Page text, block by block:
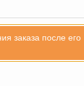
заказа после его